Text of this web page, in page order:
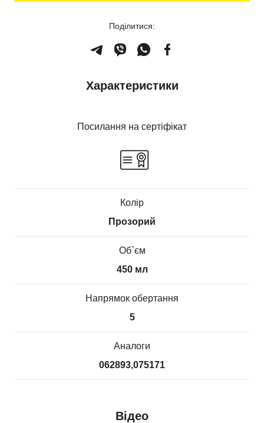
Поділитися:
Характеристики
Посилання на сертіфікат
Колір
Прозорий
Об`єм
450 мл
Напрямок обертання
5
Аналоги
062893,075171
Відео